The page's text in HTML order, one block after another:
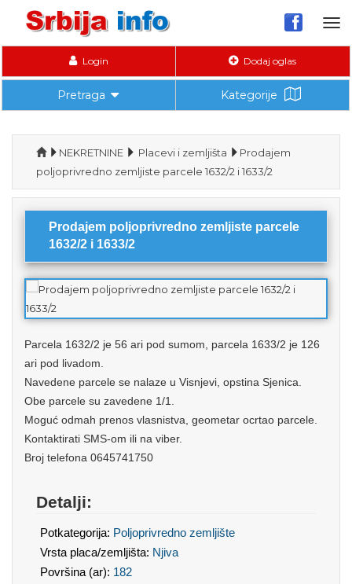
Login Dodaj oglas
Pretraga Kategorije
NEKRETNINE Placevi i zemljišta
Prodajem
poljoprivredno zemljiste parcele 1632/2 i 1633/2
Prodajem poljoprivredno zemljiste parcele
1632/2 i 1633/2
Parcela 1632/2 je 56 ari pod sumom, parcela 1633/2 je 126
ari pod livadom.
Navedene parcele se nalaze u Visnjevi, opstina Sjenica.
Obe parcele su zavedene 1/1.
Moguć odmah prenos vlasnistva, geometar ocrtao parcele.
Kontaktirati SMS-om ili na viber.
Broj telefona 0645741750
Detalji:
Potkategorija: Poljoprivredno zemljište
Vrsta placa/zemljišta: Njiva
Površina (ar): 182